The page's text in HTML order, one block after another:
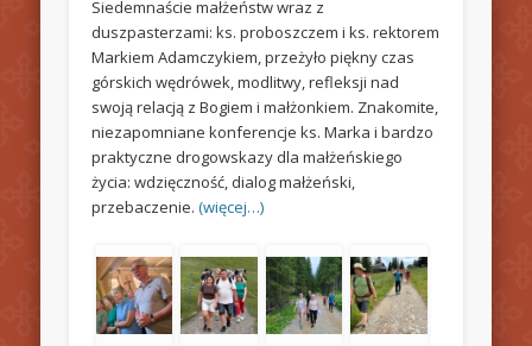
Siedemnaście małżeństw wraz z
duszpasterzami: ks. proboszczem i ks. rektorem
Markiem Adamczykiem, przeżyło piękny czas
górskich wędrówek, modlitwy, refleksji nad
swoją relacją z Bogiem i małżonkiem. Znakomite,
niezapomniane konferencje ks. Marka i bardzo
praktyczne drogowskazy dla małżeńskiego
życia: wdzięczność, dialog małżeński,
przebaczenie.(więcej…)